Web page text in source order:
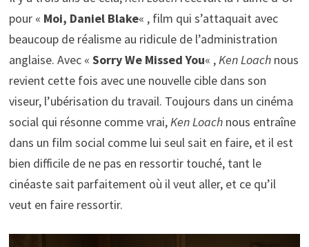
pour « Moi, Daniel Blake« , film qui s’attaquait avec
beaucoup de réalisme au ridicule de l’administration
anglaise. Avec « Sorry We Missed You« ,Ken Loachnous
revient cette fois avec une nouvelle cible dans son
viseur, l’ubérisation du travail. Toujours dans un cinéma
social qui résonne comme vrai,Ken Loachnous entraîne
dans un film social comme lui seul sait en faire, et il est
bien difficile de ne pas en ressortir touché, tant le
cinéaste sait parfaitement où il veut aller, et ce qu’il
veut en faire ressortir.